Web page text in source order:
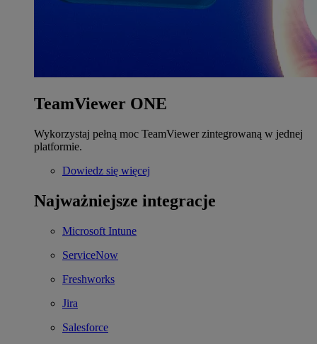
TeamViewer ONE
Wykorzystaj pełną moc TeamViewer zintegrowaną w jednej
platformie.
Dowiedz się więcej
Najważniejsze integracje
Microsoft Intune
ServiceNow
Freshworks
Jira
Salesforce